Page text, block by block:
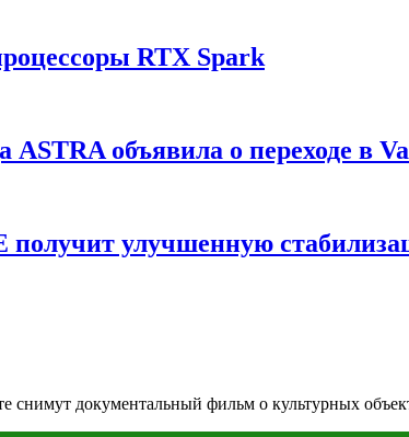
RTX Spark
объявила о переходе в
получит улучшенную
документальный фильм о культурных